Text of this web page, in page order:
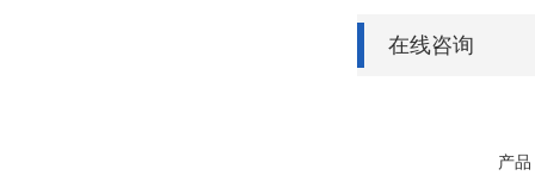
在线咨询
产品